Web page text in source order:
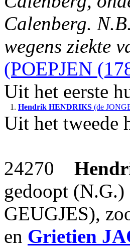
Calenberg.
wegens ziekte
(POEPJEN
Uit het eerste
1. Hendrik HENDRIKS (de
Uit het tweede
24270
gedoopt
GEUGJES),
en Grietien